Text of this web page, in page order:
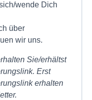
wende Dich
über
wir uns.
Sie/erhältst
Erst
erhalten